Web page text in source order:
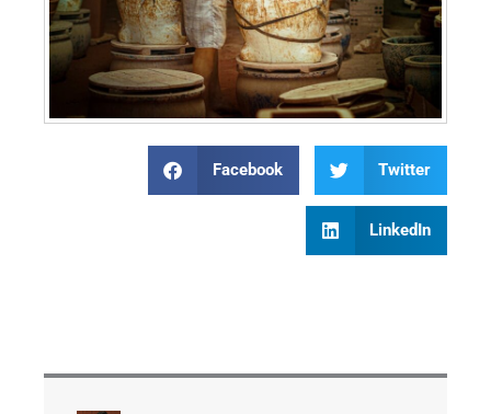
Facebook Twitter
LinkedIn